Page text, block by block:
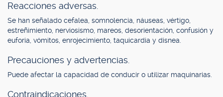
Reacciones adversas.
Se han señalado cefalea, somnolencia, náuseas, vértigo,
estreñimiento, nerviosismo, mareos, desorientación, confusión y
euforia, vómitos, enrojecimiento, taquicardia y disnea.
Precauciones y advertencias.
Puede afectar la capacidad de conducir o utilizar maquinarias.
Contraindicaciones.